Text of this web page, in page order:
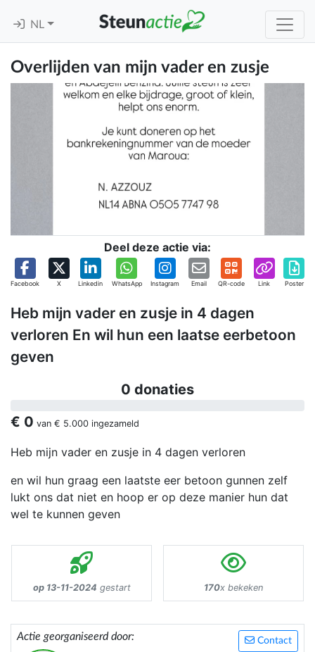
NL
Overlijden van mijn vader en zusje
Deel deze actie via:
Facebook X Linkedin WhatsApp Instagram Email QR-code Link Poster
Heb mijn vader en zusje in 4 dagen
verloren En wil hun een laatse eerbetoon
geven
0 donaties
€ 0 van € 5.000 ingezameld
Heb mijn vader en zusje in 4 dagen verloren
en wil hun graag een laatste eer betoon gunnen zelf
lukt ons dat niet en hoop er op deze manier hun dat
wel te kunnen geven
op 13-11-2024 gestart 170x bekeken
Contact
Actie georganiseerd door: